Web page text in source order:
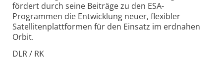
fördert durch seine Beiträge zu den ESA-
Programmen die Entwicklung neuer, flexibler
Satelliten­plattformen für den Einsatz im erdnahen
Orbit.
DLR / RK